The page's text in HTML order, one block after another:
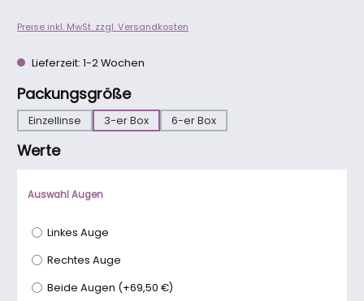
Preise inkl. MwSt. zzgl. Versandkosten
Lieferzeit: 1-2 Wochen
Packungsgrößeauswählen
Einzellinse 3-er Box 6-er Box
Werte
Auswahl Augen
Linkes Auge
Rechtes Auge
Beide Augen (+69,50 €)